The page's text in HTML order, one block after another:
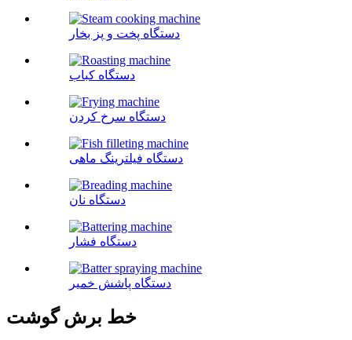
دستگاه پخت و پز بخار
دستگاه کباب
دستگاه سرخ کردن
دستگاه فیلترینگ ماهی
دستگاه نان
دستگاه فشار
دستگاه پاشش خمیر
خط برش گوشت